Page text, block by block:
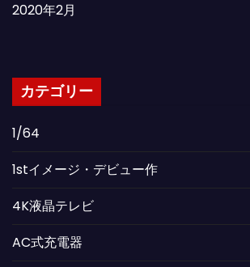
2020年2月
カテゴリー
1/64
1stイメージ・デビュー作
4K液晶テレビ
AC式充電器